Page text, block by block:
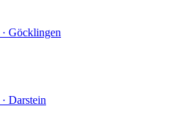
· Göcklingen
· Darstein